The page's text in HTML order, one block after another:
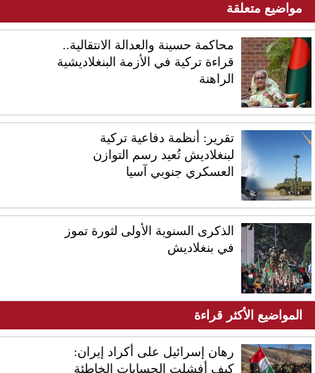
مواضيع متعلقة
محاكمة حسينة والعدالة الانتقالية..
قراءة تركية في الأزمة البنغلاديشية
الراهنة
تقرير: أنظمة دفاعية تركية
لبنغلاديش تُعيد رسم التوازن
العسكري جنوبي آسيا
الذكرى السنوية الأولى لثورة تموز
في بنغلاديش
المواضيع الأكثر قراءة
رهان إسرائيل على أكراد إيران:
كيف أفشلت الحسابات الخاطئة